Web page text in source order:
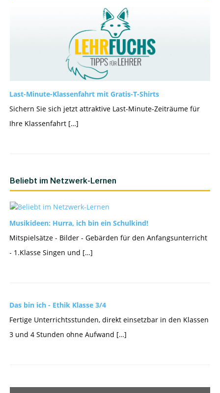
Last-Minute-Klassenfahrt mit Gratis-T-Shirts
Sichern Sie sich jetzt attraktive Last-Minute-Zeiträume für
Ihre Klassenfahrt […]
Beliebt im Netzwerk-Lernen
Musikideen: Hurra, ich bin ein Schulkind!
Mitspielsätze - Bilder - Gebärden für den Anfangsunterricht
- 1.Klasse Singen und […]
Das bin ich - Ethik Klasse 3/4
Fertige Unterrichtsstunden, direkt einsetzbar in den Klassen
3 und 4 Stunden ohne Aufwand […]